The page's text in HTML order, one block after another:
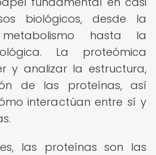
biológicos, desde la
hasta la
La proteómica
y analizar la estructura,
de las proteínas, así
interactúan entre sí y
las proteínas son las